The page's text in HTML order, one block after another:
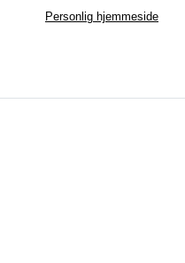
Personlig hjemmeside